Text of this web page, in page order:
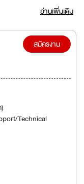
increased flexibility
are distinguished by
thereby ensuring
professional
of 10 years experience
It brings a
business. Our goal is
flexibility to improve
by technical
ensuring that our
service.
อ่านเพิ่มเติม
สมัครงาน
Technical